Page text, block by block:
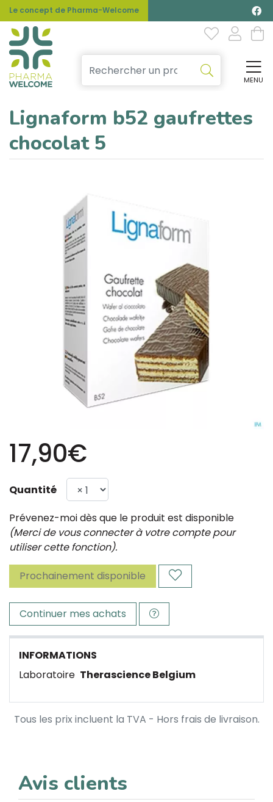
Le concept de Pharma-Welcome
MENU
Lignaform b52 gaufrettes
chocolat 5
17,90€
Quantité
Prévenez-moi dès que le produit est disponible
(Merci de vous connecter à votre compte pour
utiliser cette fonction).
Prochainement disponible
Continuer mes achats
INFORMATIONS
Laboratoire Therascience Belgium
Tous les prix incluent la TVA - Hors frais de livraison.
Avis clients